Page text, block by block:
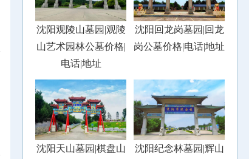
沈阳观陵山墓园|观陵
山艺术园林公墓价格|
电话|地址
沈阳回龙岗墓园|回龙
岗公墓价格|电话|地址
沈阳天山墓园|棋盘山
沈阳纪念林墓园|辉山